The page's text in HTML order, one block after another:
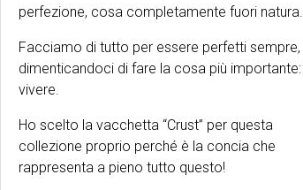
perfezione, cosa completamente fuori natura.
Facciamo di tutto per essere perfetti sempre,
dimenticandoci di fare la cosa più importante:
vivere.
Ho scelto la vacchetta “Crust” per questa
collezione proprio perché è la concia che
rappresenta a pieno tutto questo!